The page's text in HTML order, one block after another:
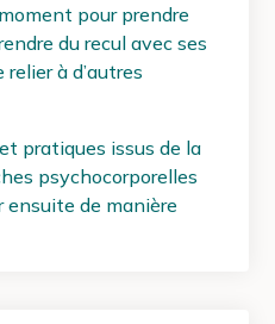
pour prendre
du recul avec ses
à d’autres
pratiques issus de la
psychocorporelles
ensuite de manière